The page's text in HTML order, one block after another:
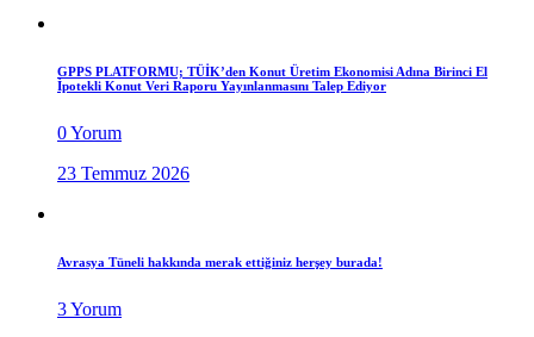
GPPS PLATFORMU; TÜİK’den Konut Üretim Ekonomisi Adına Birinci El
İpotekli Konut Veri Raporu Yayınlanmasını Talep Ediyor
0 Yorum
23 Temmuz 2026
Avrasya Tüneli hakkında merak ettiğiniz herşey burada!
3 Yorum